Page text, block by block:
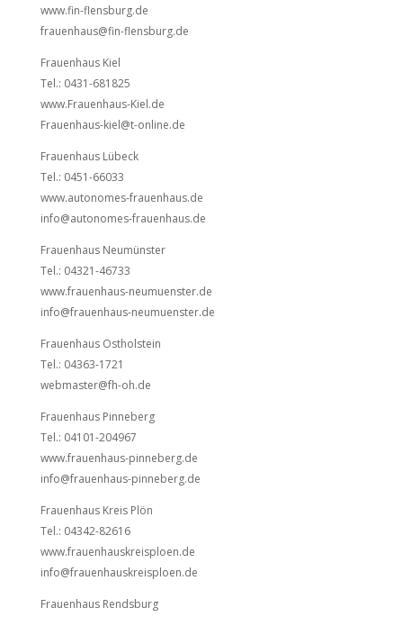
www.fin-flensburg.de
frauenhaus@fin-flensburg.de
Frauenhaus Kiel
Tel.: 0431-681825
www.Frauenhaus-Kiel.de
Frauenhaus-kiel@t-online.de
Frauenhaus Lübeck
Tel.: 0451-66033
www.autonomes-frauenhaus.de
info@autonomes-frauenhaus.de
Frauenhaus Neumünster
Tel.: 04321-46733
www.frauenhaus-neumuenster.de
info@frauenhaus-neumuenster.de
Frauenhaus Ostholstein
Tel.: 04363-1721
webmaster@fh-oh.de
Frauenhaus Pinneberg
Tel.: 04101-204967
www.frauenhaus-pinneberg.de
info@frauenhaus-pinneberg.de
Frauenhaus Kreis Plön
Tel.: 04342-82616
www.frauenhauskreisploen.de
info@frauenhauskreisploen.de
Frauenhaus Rendsburg